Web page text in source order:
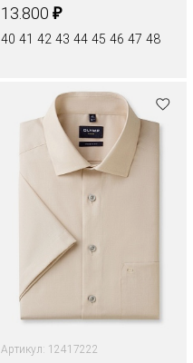
13.800 ₽
40 41 42 43 44 45 46 47 48
Артикул: 12417222